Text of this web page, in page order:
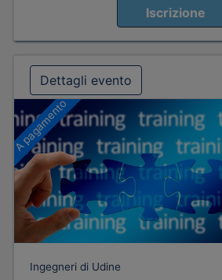
Iscrizione
Dettagli evento
A pagamento
Ingegneri di Udine